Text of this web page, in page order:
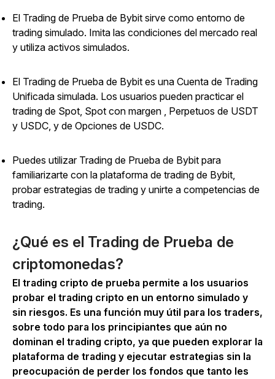
El Trading de Prueba de Bybit sirve como entorno de
trading simulado. Imita las condiciones del mercado real
y utiliza activos simulados.
El Trading de Prueba de Bybit es una Cuenta de Trading
Unificada simulada. Los usuarios pueden practicar el
trading de Spot, Spot con margen , Perpetuos de USDT
y USDC, y de Opciones de USDC.
Puedes utilizar Trading de Prueba de Bybit para
familiarizarte con la plataforma de trading de Bybit,
probar estrategias de trading y unirte a competencias de
trading.
¿Qué es el Trading de Prueba de
criptomonedas?
El trading cripto de prueba permite a los usuarios
probar el trading cripto en un entorno simulado y
sin riesgos. Es una función muy útil para los traders,
sobre todo para los principiantes que aún no
dominan el trading cripto, ya que pueden explorar la
plataforma de trading y ejecutar estrategias sin la
preocupación de perder los fondos que tanto les